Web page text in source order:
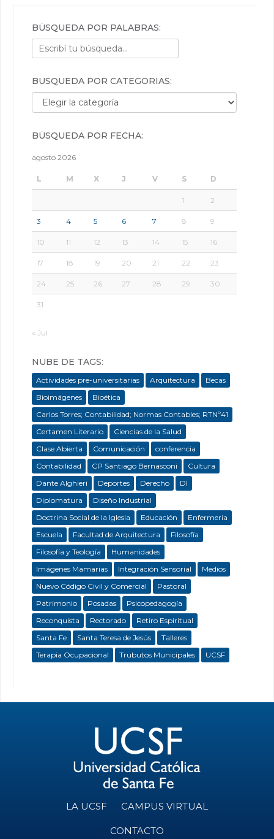
BÚSQUEDA POR PALABRAS:
BÚSQUEDA POR CATEGORÍAS:
Búsqueda por categorías:
BÚSQUEDA POR FECHA:
agosto 2026
L M X J V S D
1 2
3 4 5 6 7 8 9
10 11 12 13 14 15 16
17 18 19 20 21 22 23
24 25 26 27 28 29 30
31
« Jul
NUBE DE TAGS:
Actividades pre-universitarias Arquitectura
Becas
Bioimágenes
Bioética
Carlos Torres; Contabilidad; Normas Contables; RTNº41
Certamen Literario
Ciencias de la Salud
Clase Abierta
Comunicación
conferencia
Contabilidad
CP Santiago Bernasconi
Cultura
Dante Alghieri
Deportes Derecho
DI
Diplomatura
Diseño Industrial
Doctrina Social de la Iglesia
Educación
Enfermeria
Escuela
Facultad de Arquitectura
Filosofía
Filosofía y Teología
Humanidades
Imágenes Mamarias
Integración Sensorial
Medios
Nuevo Código Civil y Comercial
Pastoral
Patrimonio
Posadas
Psicopedagogía
Reconquista
Rectorado
Retiro Espiritual
Santa Fe
Santa Teresa de Jesús
Talleres
Terapia Ocupacional
Trubutos Municipales UCSF
LA UCSF CAMPUS VIRTUAL
CONTACTO